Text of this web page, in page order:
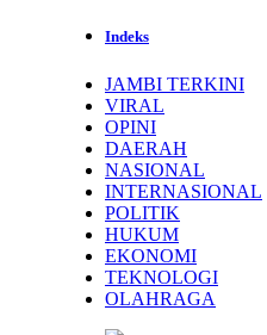
Indeks
JAMBI TERKINI
VIRAL
OPINI
DAERAH
NASIONAL
INTERNASIONAL
POLITIK
HUKUM
EKONOMI
TEKNOLOGI
OLAHRAGA